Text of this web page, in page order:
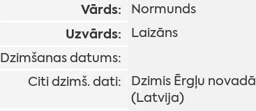
Vārds: Normunds
Uzvārds:
Laizāns
Dzimšanas datums:
Citi dzimš. dati:
Dzimis Ērgļu novadā
(Latvija)